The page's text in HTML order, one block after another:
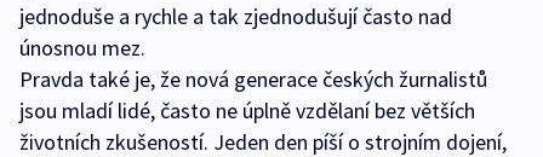
jednoduše a rychle a tak zjednodušují často nad
únosnou mez.
Pravda také je, že nová generace českých žurnalistů
jsou mladí lidé, často ne úplně vzdělaní bez větších
životních zkušeností. Jeden den píší o strojním dojení,